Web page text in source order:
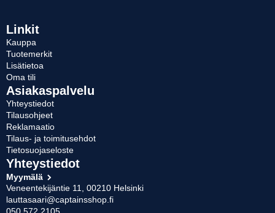
Linkit
Kauppa
Tuotemerkit
Lisätietoa
Oma tili
Asiakaspalvelu
Yhteystiedot
Tilausohjeet
Reklamaatio
Tilaus- ja toimitusehdot
Tietosuojaseloste
Yhteystiedot
Myymälä
Veneentekijäntie 11, 00210 Helsinki
lauttasaari@captainsshop.fi
050 572 2105